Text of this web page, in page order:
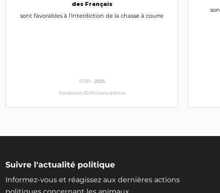
des Français
sont favorables à l’interdiction de la chasse à courre
IFOP -2025
Fondation 30 Millions d'Amis
Suivre l'actualité politique
Informez-vous et réagissez aux dernières actions